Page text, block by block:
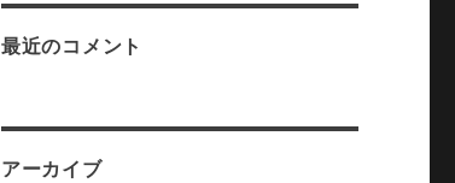
最近のコメント
アーカイブ